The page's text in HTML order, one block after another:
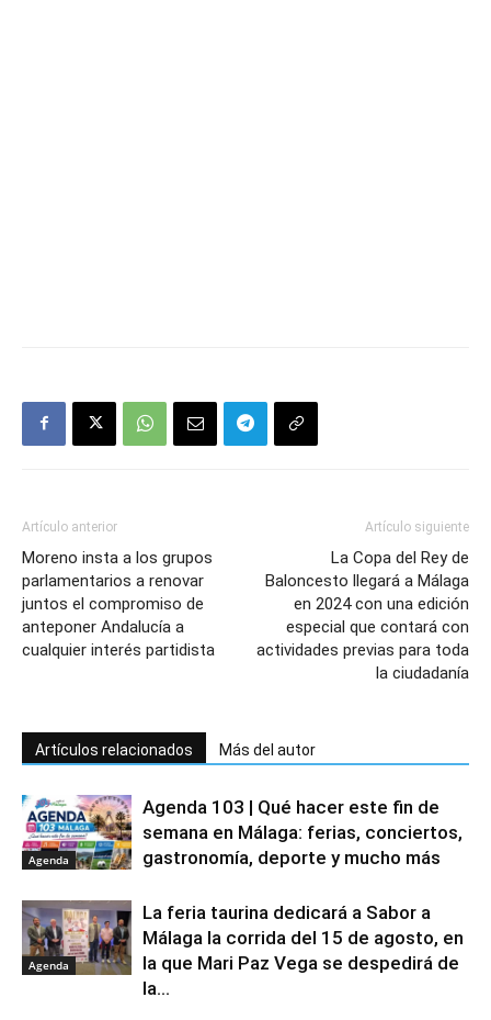
Artículo anterior
Moreno insta a los grupos
parlamentarios a renovar
juntos el compromiso de
anteponer Andalucía a
cualquier interés partidista
Artículo siguiente
La Copa del Rey de
Baloncesto llegará a Málaga
en 2024 con una edición
especial que contará con
actividades previas para toda
la ciudadanía
Artículos relacionados Más del autor
Agenda
Agenda 103 | Qué hacer este fin de
semana en Málaga: ferias, conciertos,
gastronomía, deporte y mucho más
Agenda
La feria taurina dedicará a Sabor a
Málaga la corrida del 15 de agosto, en
la que Mari Paz Vega se despedirá de
la...